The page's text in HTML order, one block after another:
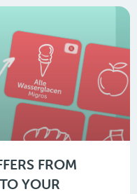
FROM
YOUR